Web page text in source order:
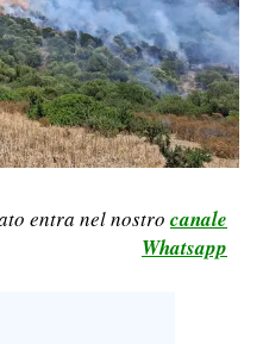
entra nel nostro canale
Whatsapp